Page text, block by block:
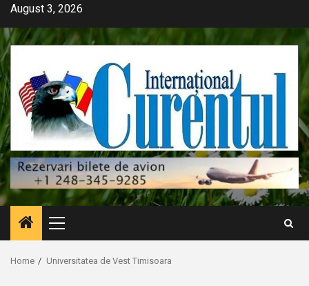
Skip
content
August 3, 2026
Primary
Menu
Home Universitatea de Vest Timisoara